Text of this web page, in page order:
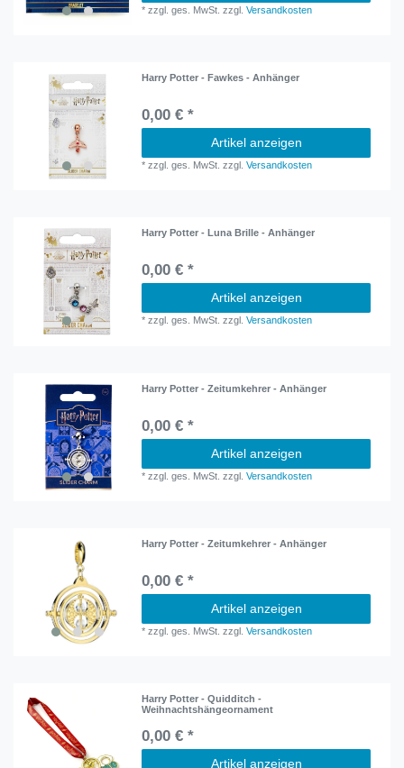
*zzgl. ges. MwSt. zzgl.Versandkosten
Harry Potter - Fawkes - Anhänger
0,00 € *
Artikel anzeigen
*zzgl. ges. MwSt. zzgl.Versandkosten
Harry Potter - Luna Brille - Anhänger
0,00 € *
Artikel anzeigen
*zzgl. ges. MwSt. zzgl.Versandkosten
Harry Potter - Zeitumkehrer - Anhänger
0,00 € *
Artikel anzeigen
*zzgl. ges. MwSt. zzgl.Versandkosten
Harry Potter - Zeitumkehrer - Anhänger
0,00 € *
Artikel anzeigen
*zzgl. ges. MwSt. zzgl.Versandkosten
Harry Potter - Quidditch -
Weihnachtshängeornament
0,00 € *
Artikel anzeigen